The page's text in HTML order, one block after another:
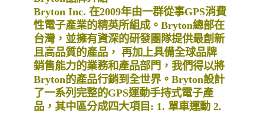
Bryton Inc. 在2009年由一群從事GPS消費
性電子產業的精英所組成。Bryton總部在
台灣，並擁有資深的研發團隊提供最創新
且高品質的產品， 再加上具備全球品牌
銷售能力的業務和產品部門，我們得以將
Bryton的產品行銷到全世界。Bryton設計
了一系列完整的GPS運動手持式電子產
品，其中區分成四大項目: 1. 單車運動 2.